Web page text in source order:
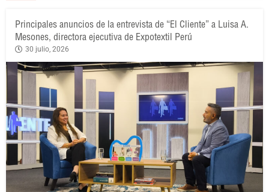
Principales anuncios de la entrevista de “El Cliente” a Luisa A.
Mesones, directora ejecutiva de Expotextil Perú
30 julio, 2026